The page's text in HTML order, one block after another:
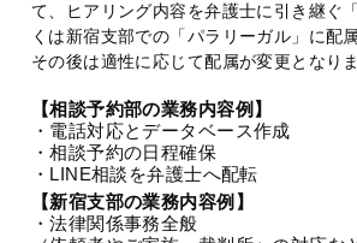
て、ヒアリング内容を弁護士に引き継ぐ
くは新宿支部での「パラリーガル」に配
その後は適性に応じて配属が変更となりま
【相談予約部の業務内容例】
・電話対応とデータベース作成
・相談予約の日程確保
・LINE相談を弁護士へ配転
【新宿支部の業務内容例】
・法律関係事務全般
特設サイト
法人グループ